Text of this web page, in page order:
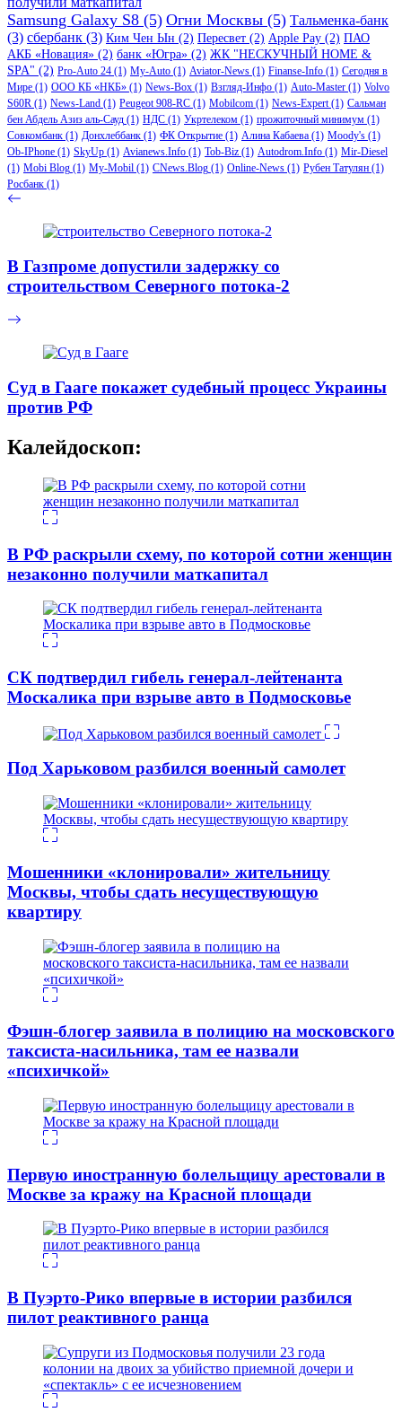
Samsung Galaxy S8 (5) Огни Москвы (5) Тальменка-банк
(3) сбербанк (3) Ким Чен Ын (2) Пересвет (2) Apple Pay (2) ПАО
АКБ «Новация» (2) банк «Югра» (2) ЖК "НЕСКУЧНЫЙ HOME &
SPA" (2) Pro-Auto 24 (1) My-Auto (1) Aviator-News (1) Finanse-Info (1) Сегодня в
Мире (1) ООО КБ «НКБ» (1) News-Box (1) Взгляд-Инфо (1) Auto-Master (1) Volvo
S60R (1) News-Land (1) Peugeot 908-RC (1) Mobilcom (1) News-Expert(1) Сальман
бен Абдель Азиз аль-Сауд (1) НДС (1) Укртелеком (1) прожиточный минимум (1)
Совкомбанк (1) Донхлеббанк (1) ФК Открытие (1) Алина Кабаева (1) Moody's (1)
Ob-IPhone (1) SkyUp (1) Avianews.Info (1) Tob-Biz (1) Autodrom.Info (1) Mir-Diesel
(1) Mobi Blog (1) My-Mobil (1) CNews.Blog (1) Online-News (1) Рубен Татулян (1)
Росбанк (1)
В Газпроме допустили задержку со
строительством Северного потока-2
Суд в Гааге покажет судебный процесс Украины
против РФ
Калейдоскоп:
В РФ раскрыли схему, по которой сотни женщин
незаконно получили маткапитал
СК подтвердил гибель генерал-лейтенанта
Москалика при взрыве авто в Подмосковье
Под Харьковом разбился военный самолет
Мошенники «клонировали» жительницу
Москвы, чтобы сдать несуществующую
квартиру
Фэшн-блогер заявила в полицию на московского
таксиста-насильника, там ее назвали
«психичкой»
Первую иностранную болельщицу арестовали в
Москве за кражу на Красной площади
В Пуэрто-Рико впервые в истории разбился
пилот реактивного ранца